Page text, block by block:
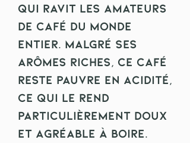
qui ravit les amateurs
de café du monde
entier. Malgré ses
arômes riches, ce café
reste pauvre en acidité,
ce qui le rend
particulièrement doux
et agréable à boire.